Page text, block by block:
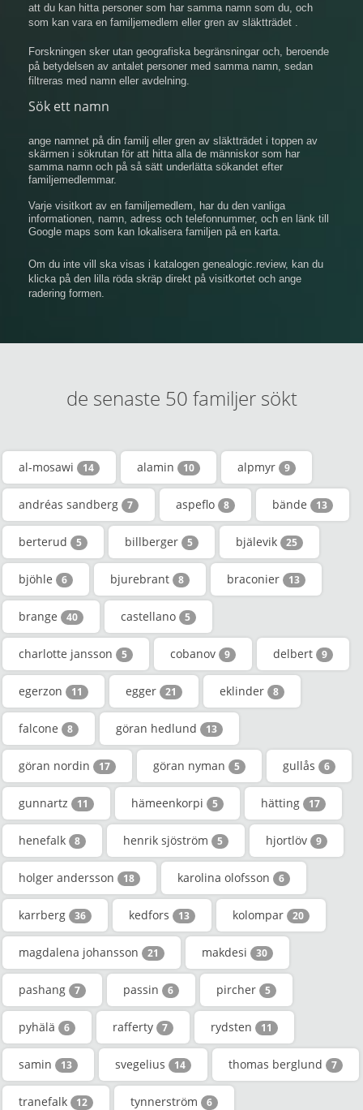
att du kan hitta personer som har samma namn som du, och
som kan vara en familjemedlem eller gren av släktträdet .
Forskningen sker utan geografiska begränsningar och, beroende
på betydelsen av antalet personer med samma namn, sedan
filtreras med namn eller avdelning.
Sök ett namn
ange namnet på din familj eller gren av släktträdet i toppen av
skärmen i sökrutan för att hitta alla de människor som har
samma namn och på så sätt underlätta sökandet efter
familjemedlemmar.
Varje visitkort av en familjemedlem, har du den vanliga
informationen, namn, adress och telefonnummer, och en länk till
Google maps som kan lokalisera familjen på en karta.
Om du inte vill ska visas i katalogen genealogic.review, kan du
klicka på den lilla röda skräp direkt på visitkortet och ange
radering formen.
de senaste 50 familjer sökt
al-mosawi 14 alamin 10 alpmyr 9
andréas sandberg 7 aspeflo 8 bände 13
berterud 5 billberger 5 bjälevik 25
bjöhle 6 bjurebrant 8 braconier 13
brange 40 castellano 5
charlotte jansson 5 cobanov 9 delbert 9
egerzon 11 egger 21 eklinder 8
falcone 8 göran hedlund 13
göran nordin 17 göran nyman 5 gullås 6
gunnartz 11 hämeenkorpi 5 hätting 17
henefalk 8 henrik sjöström 5 hjortlöv 9
holger andersson 18 karolina olofsson 6
karrberg 36 kedfors 13 kolompar 20
magdalena johansson 21 makdesi 30
pashang 7 passin 6 pircher 5
pyhälä 6 rafferty 7 rydsten 11
samin 13 svegelius 14 thomas berglund 7
tranefalk 12 tynnerström 6